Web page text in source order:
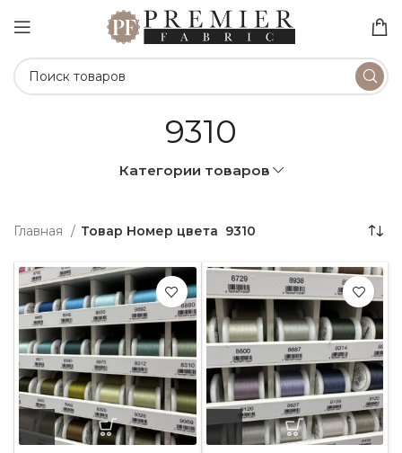
9310
Категории товаров
Главная Товар Номер цвета 9310